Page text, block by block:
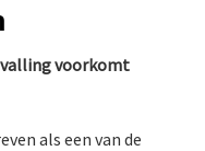
voorkomt
als een van de